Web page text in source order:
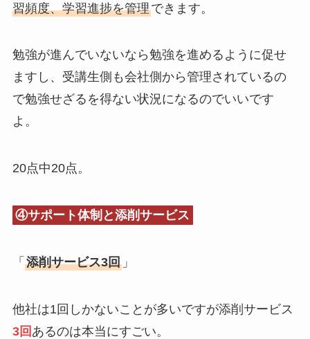
習頻度、学習進捗を管理できます。
勉強が進んでいないなら勉強を進めるように促せ
ますし、受講生側も会社側から管理されているの
で勉強せざるを得ない状況になるのでいいです
よ。
20点中20点。
④サポート体制と添削サービス
「 添削サービス3回」
他社は1回しかないことが多いですが添削サービス
3回 あるのは本当にすごい。